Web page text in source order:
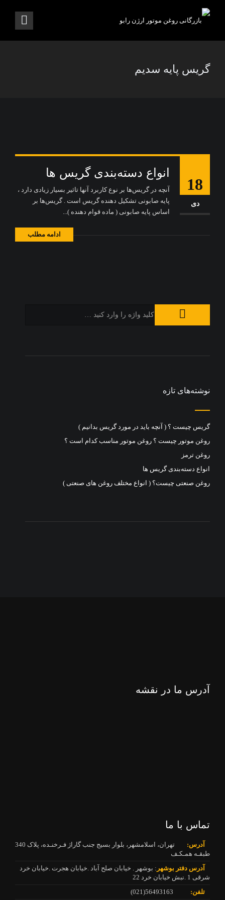
گریس پایه سدیم
18
دی
انواع دسته‌بندی گریس ها
آنچه در گریس‌ها بر نوع کاربرد آنها تاثیر بسیار زیادی دارد ،
پایه صابونی تشکیل دهنده گریس است . گریس‌ها بر
اساس پایه صابونی ( ماده قوام دهنده )...
ادامه مطلب
نوشته‌های تازه
گریس چیست ؟ ( آنچه باید در مورد گریس بدانیم )
روغن موتور چیست ؟ روغن موتور مناسب کدام است ؟
روغن ترمز
انواع دسته‌بندی گریس ها
روغن صنعتی چیست؟ ( انواع مختلف روغن های صنعتی )
آدرس ما در نقشه
تماس با ما
آدرس:
تهران، اسلامشهر، بلوار بسیج جنب گاراژ فـرخنـده، پلاک 340
طبقـه همـکـف
آدرس دفتر بوشهر : بوشهر . خیابان صلح آباد .خیابان هجرت .خیابان خرد
شرقی 1 .نبش خیابان خرد 22
تلفن: